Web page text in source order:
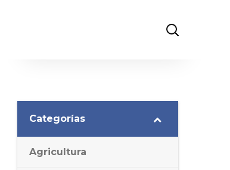
Categorías
Agricultura